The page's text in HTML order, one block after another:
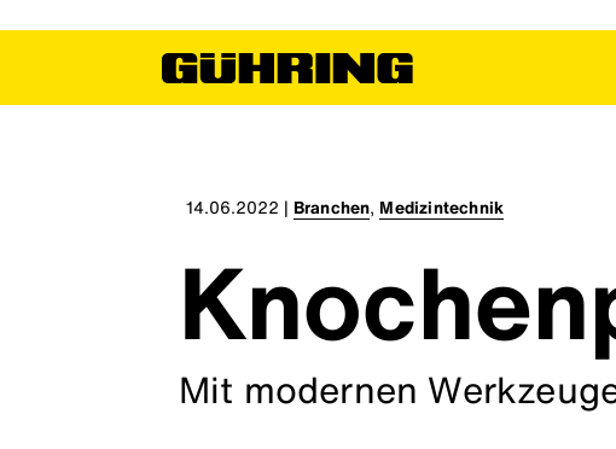
14.06.2022 | Branchen,Medizintechnik
Mit modernen